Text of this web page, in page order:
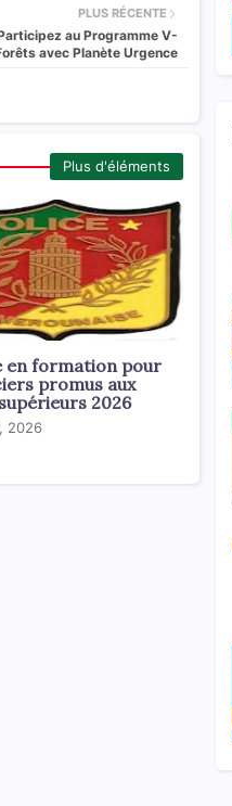
PLUS RÉCENTE
au Programme V-
avec Planète Urgence
Plus d'éléments
en formation pour
promus aux
2026
2026